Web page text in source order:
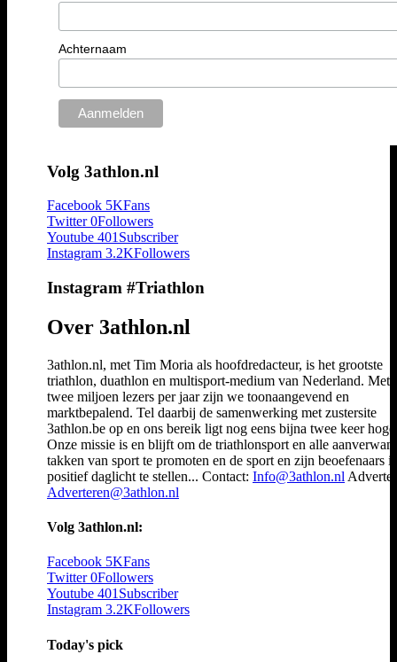
Achternaam
Volg 3athlon.nl
Facebook 5KFans
Twitter 0Followers
Youtube 401 Subscriber
Instagram 3.2KFollowers
Instagram #Triathlon
Over 3athlon.nl
3athlon.nl, met Tim Moria als hoofdredacteur, is het grootste
triathlon, duathlon en multisport-medium van Nederland. Met
twee miljoen lezers per jaar zijn we toonaangevend en
marktbepalend. Tel daarbij de samenwerking met zustersite
3athlon.be op en ons bereik ligt nog eens bijna twee keer
Onze missie is en blijft om de triathlonsport en alle
takken van sport te promoten en de sport en zijn beoefenaars
positief daglicht te stellen... Contact: Info@3athlon.nl
Adverteren@3athlon.nl
Volg 3athlon.nl:
Facebook 5KFans
Twitter 0Followers
Youtube 401Subscriber
Instagram 3.2KFollowers
Today's pick